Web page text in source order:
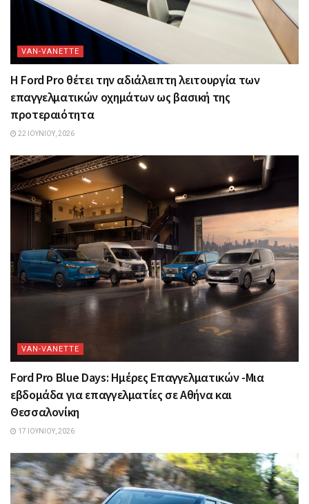
VAN-VANETTΕ
Η Ford Pro θέτει την αδιάλειπτη λειτουργία των
επαγγελματικών οχημάτων ως βασική της
προτεραιότητα
22 ΙΟΥΝΊΟΥ, 2026
VAN-VANETTΕ
Ford Pro Blue Days: Ημέρες Επαγγελματικών -Μια
εβδομάδα για επαγγελματίες σε Αθήνα και
Θεσσαλονίκη
17 ΙΟΥΝΊΟΥ, 2026